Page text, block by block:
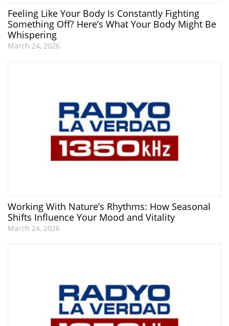
Feeling Like Your Body Is Constantly Fighting
Something Off? Here’s What Your Body Might Be
Whispering
March 24, 2026
Working With Nature’s Rhythms: How Seasonal
Shifts Influence Your Mood and Vitality
March 24, 2026